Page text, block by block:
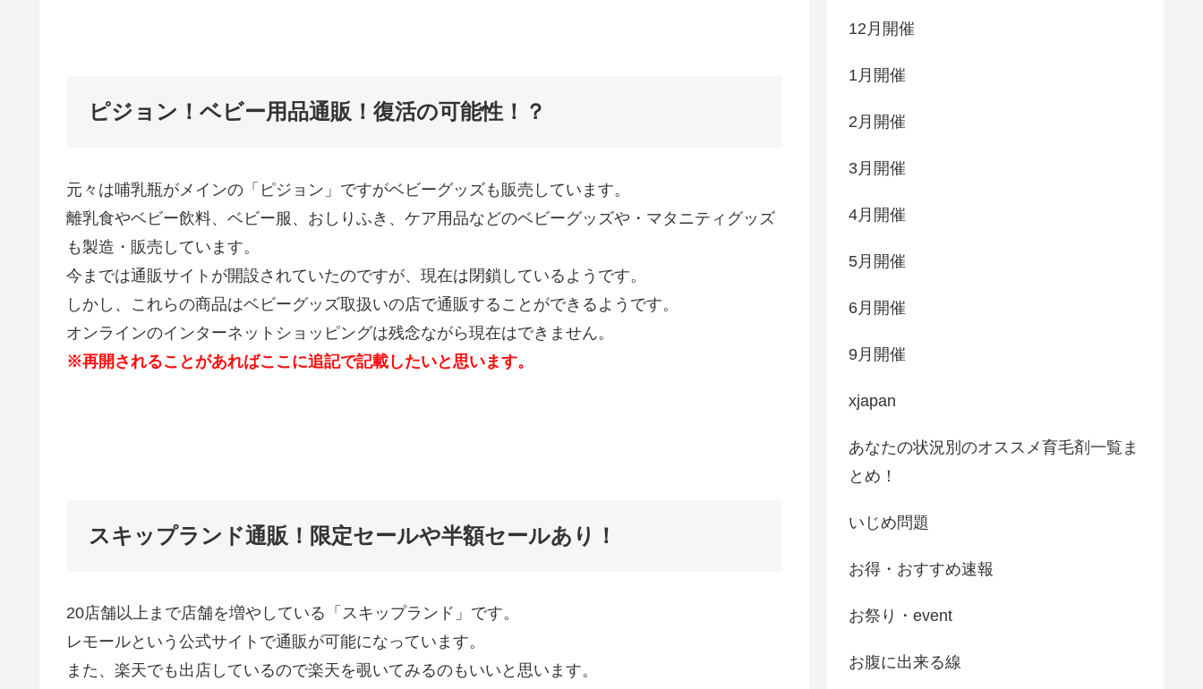
ピジョン！ベビー用品通販！復活の可能性！？
元々は哺乳瓶がメインの「ピジョン」ですがベビーグッズも販売しています。
離乳食やベビー飲料、ベビー服、おしりふき、ケア用品などのベビーグッズや・マタニティグッズ
も製造・販売しています。
今までは通販サイトが開設されていたのですが、現在は閉鎖しているようです。
しかし、これらの商品はベビーグッズ取扱いの店で通販することができるようです。
オンラインのインターネットショッピングは残念ながら現在はできません。
※再開されることがあればここに追記で記載したいと思います。
スキップランド通販！限定セールや半額セールあり！
20店舗以上まで店舗を増やしている「スキップランド」です。
レモールという公式サイトで通販が可能になっています。
また、楽天でも出店しているので楽天を覗いてみるのもいいと思います。
12月開催
1月開催
2月開催
3月開催
4月開催
5月開催
6月開催
9月開催
xjapan
あなたの状況別のオススメ育毛剤一覧ま
とめ！
いじめ問題
お得・おすすめ速報
お祭り・event
お腹に出来る線